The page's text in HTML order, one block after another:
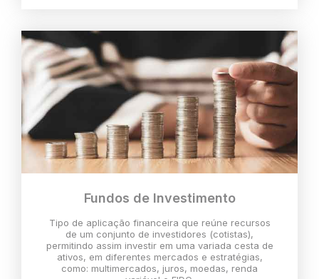
Fundos de Investimento
Tipo de aplicação financeira que reúne recursos
de um conjunto de investidores (cotistas),
permitindo assim investir em uma variada cesta de
ativos, em diferentes mercados e estratégias,
como: multimercados, juros, moedas, renda